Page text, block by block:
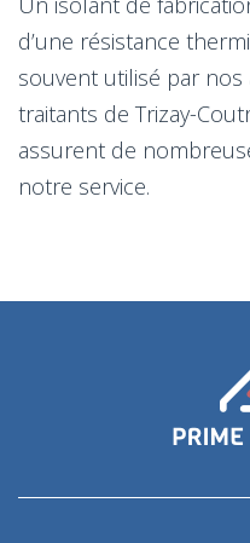
d’une résistance
souvent utilisé par nos
traitants de Trizay-
assurent de
notre service.